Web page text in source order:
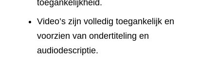
toegankelijkheid.
Video’s zijn volledig toegankelijk en
voorzien van ondertiteling en
audiodescriptie.